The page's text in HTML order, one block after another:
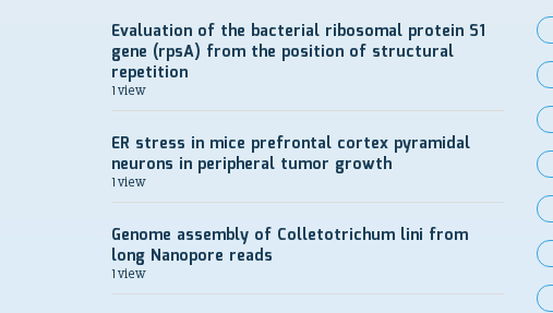
Evaluation of the bacterial ribosomal protein S1
gene (rpsA) from the position of structural
repetition
1 view
ER stress in mice prefrontal cortex pyramidal
neurons in peripheral tumor growth
1 view
Genome assembly of Colletotrichum lini from
long Nanopore reads
1 view